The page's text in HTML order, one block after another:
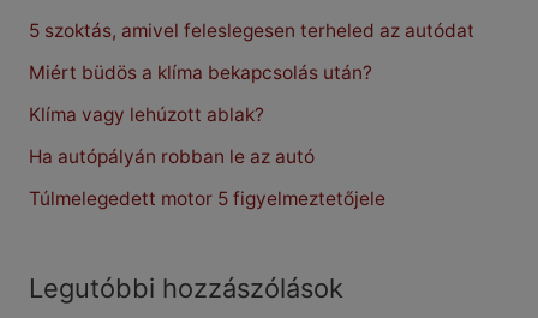
h
f
o
r
5 szoktás, amivel feleslegesen terheled az autódat
Miért büdös a klíma bekapcsolás után?
Klíma vagy lehúzott ablak?
Ha autópályán robban le az autó
Túlmelegedett motor 5 figyelmeztetőjele
Legutóbbi hozzászólások